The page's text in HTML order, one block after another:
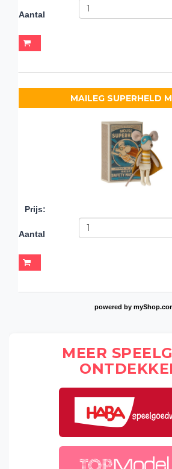
Aantal
MAILEG SUPERHELD
Prijs:
Aantal
powered by
MEER